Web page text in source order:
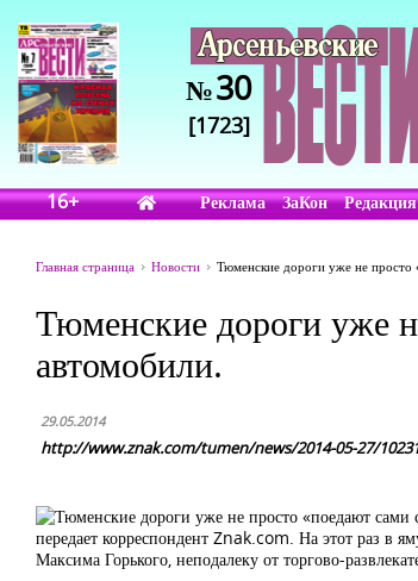
№30
[1723]
16+ Реклама ЗаКон Редакция
Главная страница Новости Тюменские дороги уже не просто
Тюменские дороги уже
автомобили.
29.05.2014
http://www.znak.com/tumen/news/2014-05-27/
передает корреспондент Znak.com. На этот раз в
Максима Горького, неподалеку от торгово-